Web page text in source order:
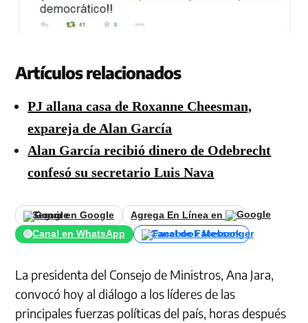
Artículos relacionados
PJ allana casa de Roxanne Cheesman,
expareja de Alan García
Alan García recibió dinero de Odebrecht
confesó su secretario Luis Nava
Seguir en Google
Agrega En Línea en
Canal en WhatsApp
Canal de Facebook
La presidenta del Consejo de Ministros, Ana Jara,
convocó hoy al diálogo a los líderes de las
principales fuerzas políticas del país, horas después